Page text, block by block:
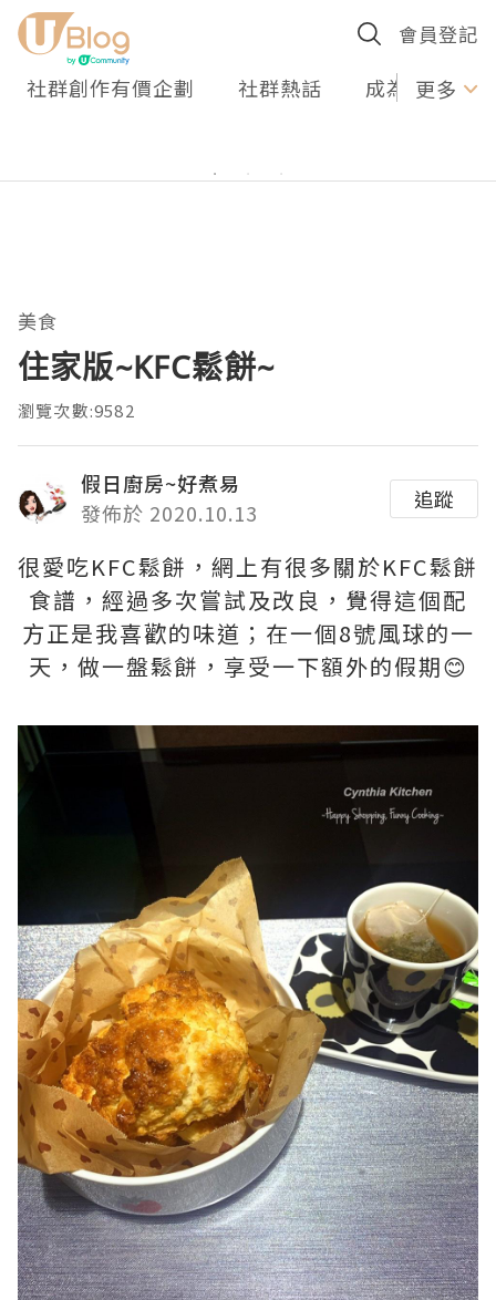
會員登記
社群創作有價企劃 社群熱話 成為U更多
美食
住家版~KFC鬆餅~
瀏覽次數:9582
假日廚房~好煮易
發佈於 2020.10.13
追蹤
很愛吃KFC鬆餅，網上有很多關於KFC鬆餅
食譜，經過多次嘗試及改良，覺得這個配
方正是我喜歡的味道；在一個8號風球的一
天，做一盤鬆餅，享受一下額外的假期😊